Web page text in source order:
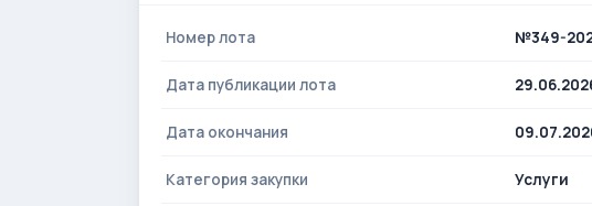
Номер лота №349-
Дата публикации лота
Дата окончания
Категория закупки Услуги